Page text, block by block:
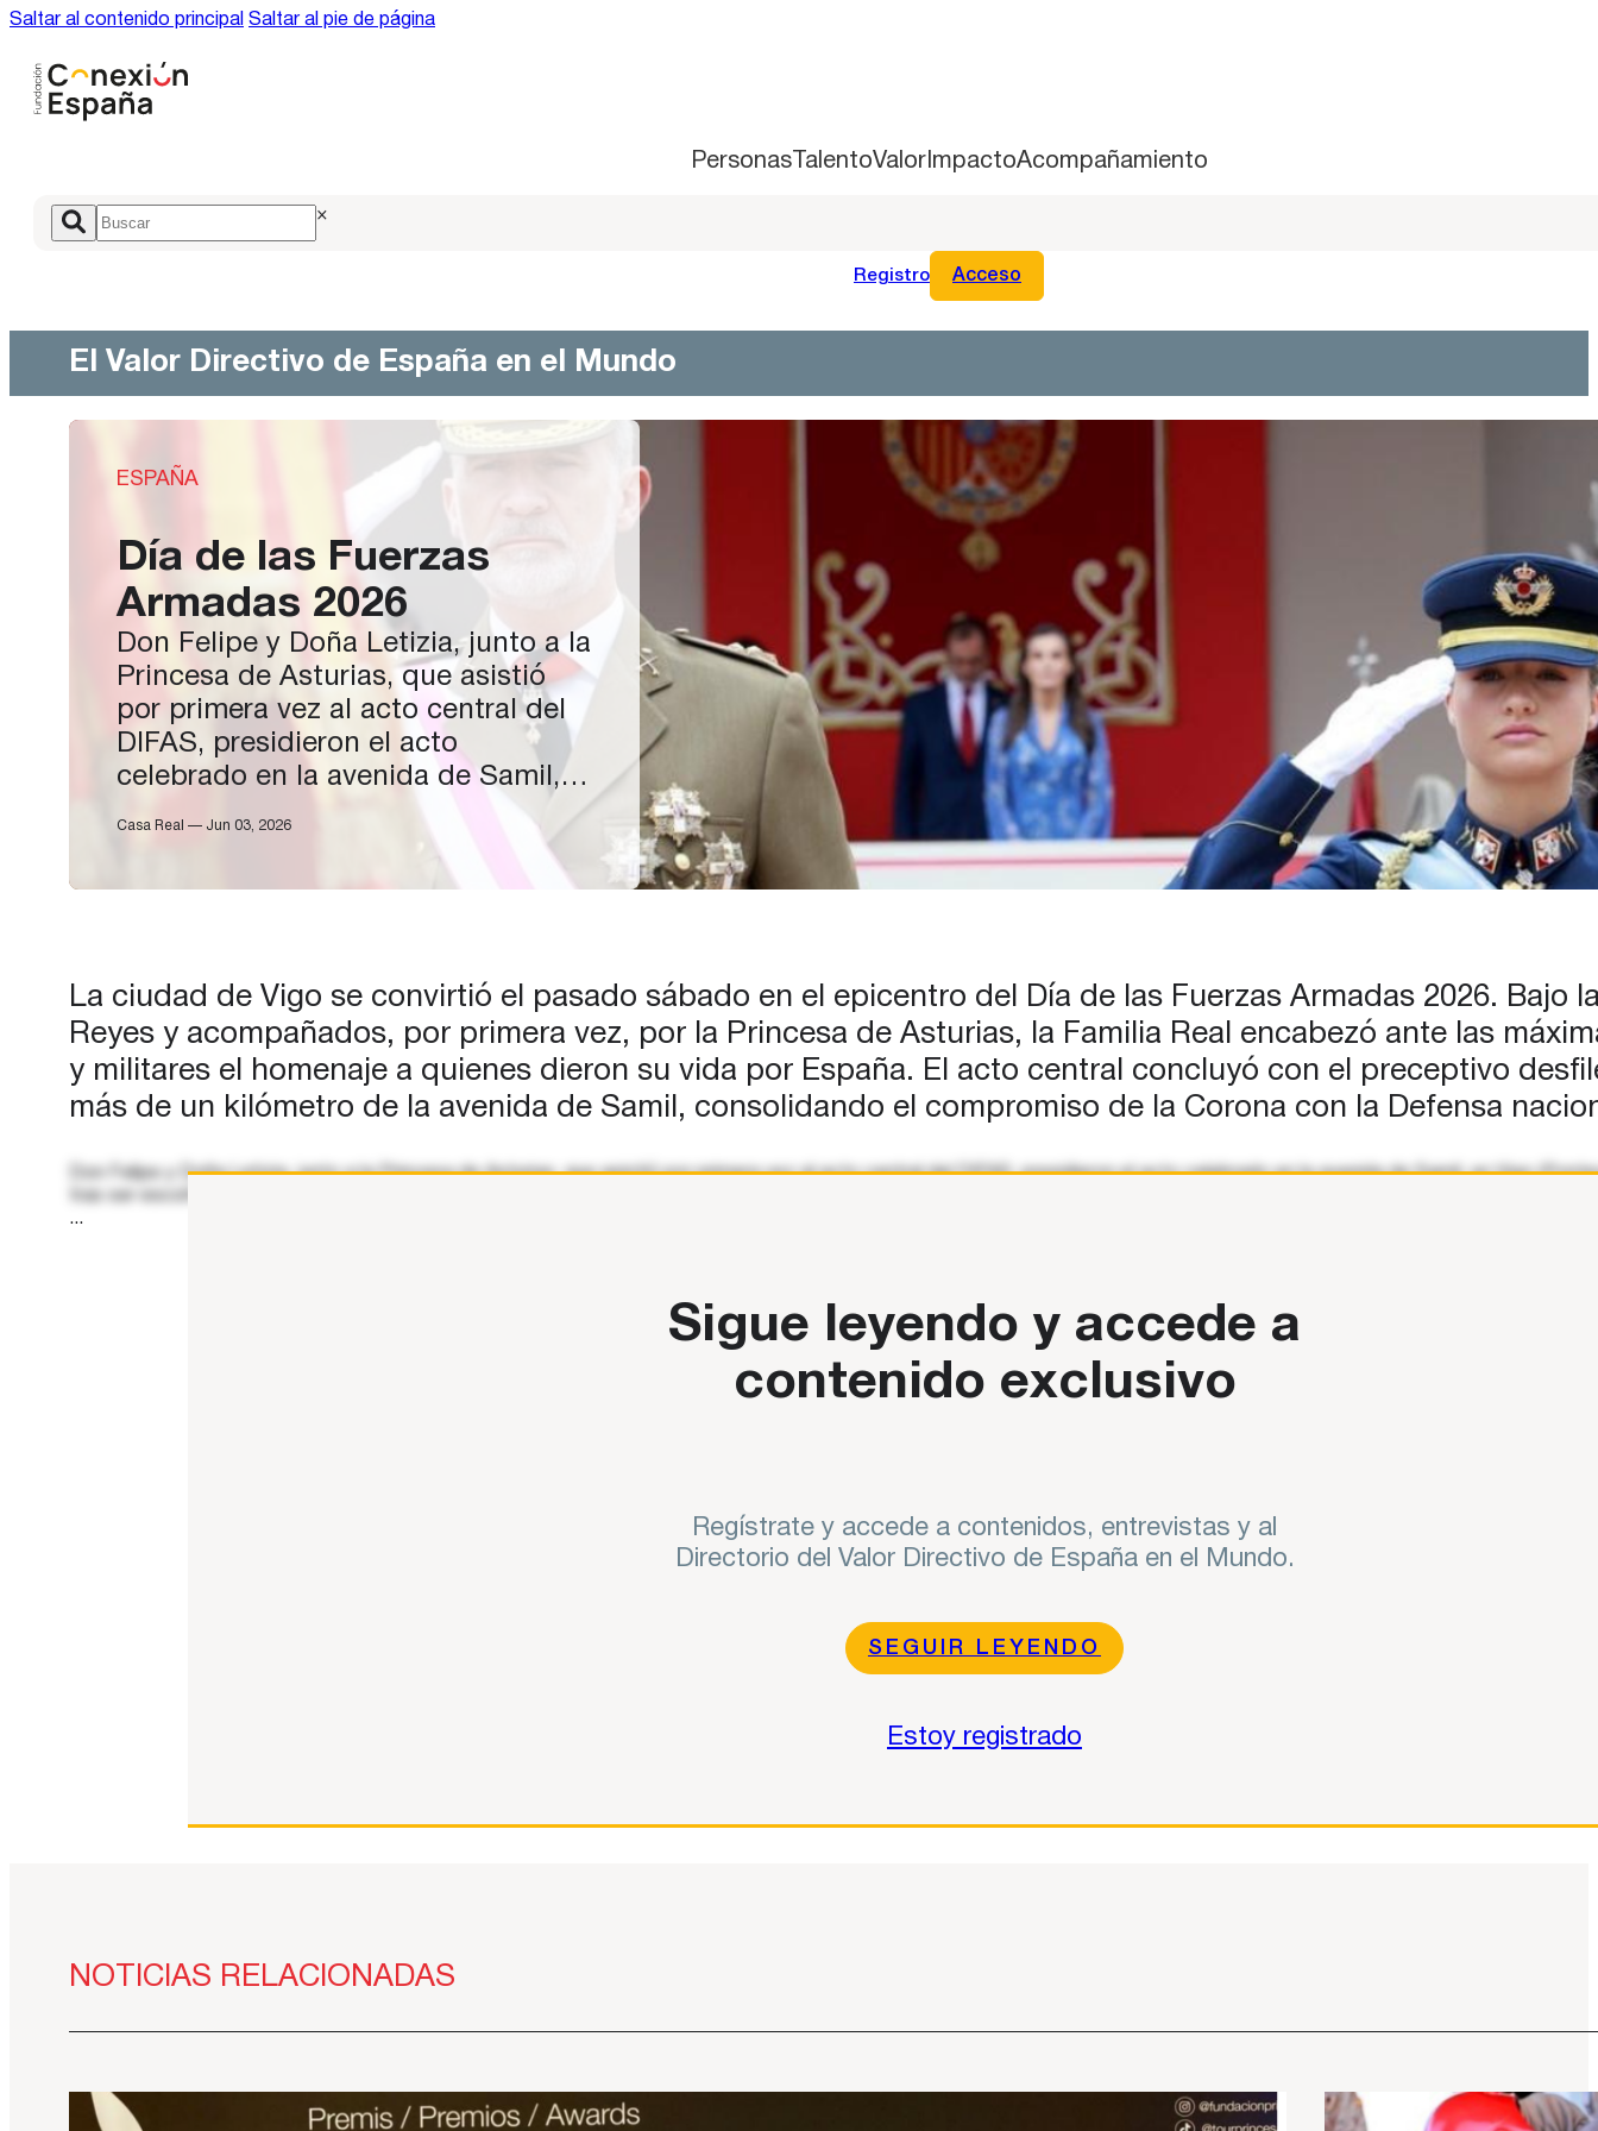
Saltar al contenido principal Saltar al pie de página
PersonasTalentoValorImpactoAcompañamiento
×
Registro Acceso
El Valor Directivo de España en el Mundo
ESPAÑA
Día de las Fuerzas
Armadas 2026
D​on Felipe y Doña Letizia, junto a la
Princesa de Asturias, que asistió
por primera vez al acto central del
DIFAS, presidieron el acto
celebrado en la avenida de Samil,
la avenida, y tras ser escoltados por
el Escuadrón de Escolta Real de la
Casa Real — Jun 03, 2026
La ciudad de Vigo se convirtió el pasado sábado en el epicentro del Día de las Fuerzas Armadas 2026. Bajo
Reyes y acompañados, por primera vez, por la Princesa de Asturias, la Familia Real encabezó ante las
y militares el homenaje a quienes dieron su vida por España. El acto central concluyó con el preceptivo
más de un kilómetro de la avenida de Samil, consolidando el compromiso de la Corona con la Defensa
D​on Felipe y Doña Letizia, junto a la Princesa de Asturias, que asistió por primera vez al acto central del DIFAS, presidieron el acto celebrado en la avenida de Samil, en Vigo
...
Sigue leyendo y accede a
contenido exclusivo
Regístrate y accede a contenidos, entrevistas y al
Directorio del Valor Directivo de España en el Mundo.
SEGUIR LEYENDO
Estoy registrado
NOTICIAS RELACIONADAS